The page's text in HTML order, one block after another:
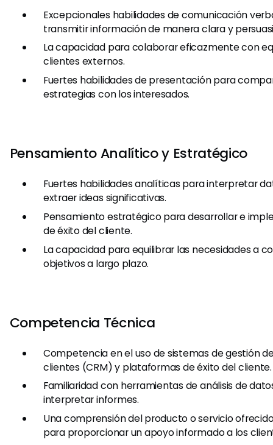
Excepcionales habilidades de comunicación
transmitir información de manera clara y
La capacidad para colaborar eficazmente con
clientes externos.
Fuertes habilidades de presentación para
estrategias con los interesados.
Pensamiento Analítico y Estratégico
Fuertes habilidades analíticas para interpretar
extraer ideas significativas.
Pensamiento estratégico para desarrollar e
de éxito del cliente.
La capacidad para equilibrar las necesidades a
objetivos a largo plazo.
Competencia Técnica
Competencia en el uso de sistemas de gestión
clientes (CRM) y plataformas de éxito del cliente.
Familiaridad con herramientas de análisis de
interpretar informes.
Una comprensión del producto o servicio
para proporcionar un apoyo informado a los